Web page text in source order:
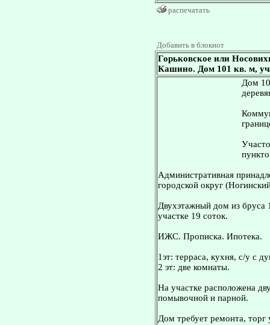
распечатать
Добавить в блокнот
Горьковское или
Кашино. Дом 101 кв. м,
Дом
Административная
городской округ
Двухэтажный дом из бруса
участке 19 соток.
ИЖС. Прописка. Ипотека.
1эт: терраса, кухня, с/у с
2 эт: две комнаты.
На участке расположена
помывочной и парной.
Дом требует ремонта, торг